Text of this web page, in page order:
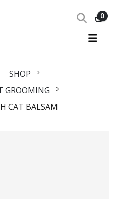
0
SHOP
GROOMING
CAT BALSAM